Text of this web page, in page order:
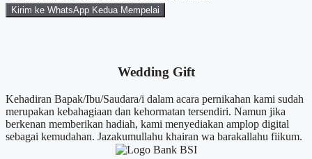
Kirim ke WhatsApp Kedua Mempelai
Wedding Gift
Kehadiran Bapak/Ibu/Saudara/i dalam acara pernikahan kami sudah
merupakan kebahagiaan dan kehormatan tersendiri. Namun jika
berkenan memberikan hadiah, kami menyediakan amplop digital
sebagai kemudahan. Jazakumullahu khairan wa barakallahu fiikum.